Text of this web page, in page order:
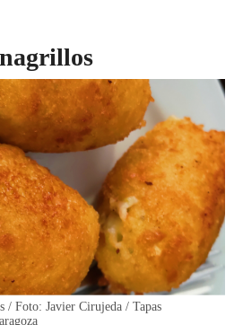
/ Foto: Javier Cirujeda / Tapas